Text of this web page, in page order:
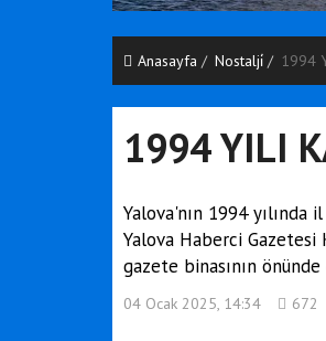
Anasayfa Nostalji̇ 1994
1994 YILI
Yalova'nın 1994 yılında
Yalova Haberci
gazete binasının
04 Ocak 2025, 14:34 672